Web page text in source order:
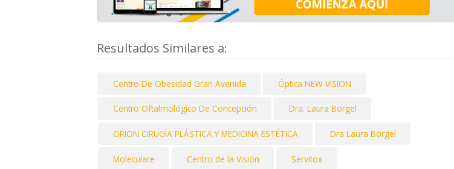
Resultados Similares a:
Centro De Obesidad Gran Avenida Óptica NEW VISION
Centro Oftalmológico De Concepción Dra. Laura Börgel
ORION CIRUGÍA PLÁSTICA Y MEDICINA ESTÉTICA Dra Laura Börgel
Moleculare Centro de la Visión Servitox